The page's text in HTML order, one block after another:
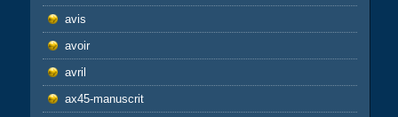
avis
avoir
avril
ax45-manuscrit